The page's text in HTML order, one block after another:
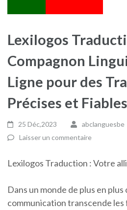
Lexilogos
Compagnon
Ligne pour des
Précises et Fiables
25 Déc,2023
abclanguesbe
Laisser un commentaire
Lexilogos Traduction : Votre
Dans un monde de plus en
communication transcende